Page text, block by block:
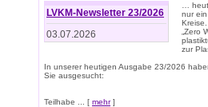
LVKM-Newsletter 23/2026
03.07.2026
…
nur
„Zero
zur
In unserer heutigen Ausgabe 23/2026
Sie ausgesucht:
Teilhabe ... [ mehr]